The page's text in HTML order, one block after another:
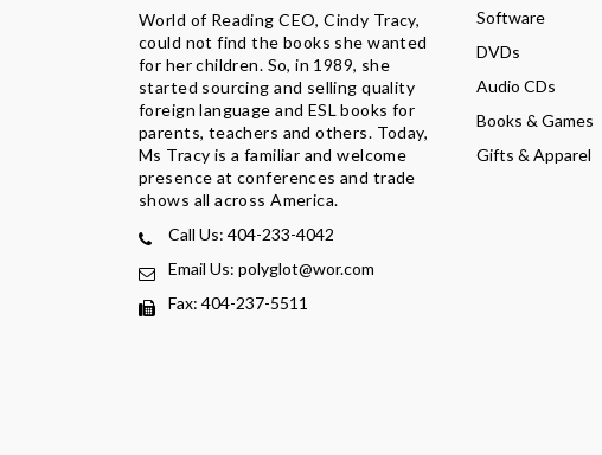
World of Reading CEO, Cindy Tracy,
could not find the books she wanted
for her children. So, in 1989, she
started sourcing and selling quality
foreign language and ESL books for
parents, teachers and others. Today,
Ms Tracy is a familiar and welcome
presence at conferences and trade
shows all across America.
Call Us: 404-233-4042
Email Us: polyglot@wor.com
Fax: 404-237-5511
Software
DVDs
Audio CDs
Books & Games
Gifts & Apparel